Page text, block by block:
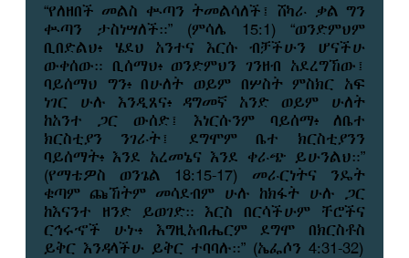
“የለዘበች መልስ ቍጣን ትመልሳለች፤ ሸካራ ቃል ግን
ቍጣን ታስነሣለች።” (ምሳሌ 15:1) “ወንድምህም
ቢበድልህ፥ ሄደህ አንተና እርሱ ብቻችሁን ሆናችሁ
ውቀሰው። ቢሰማህ፥ ወንድምህን ገንዘብ አደረግኸው፤
ባይሰማህ ግን፥ በሁለት ወይም በሦስት ምስክር አፍ
ነገር ሁሉ እንዲጸና፥ ዳግመኛ አንድ ወይም ሁለት
ከአንተ ጋር ውሰድ፤ እነርሱንም ባይሰማ፥ ለቤተ
ክርስቲያን ንገራት፤ ደግሞም ቤተ ክርስቲያንን
ባይሰማት፥ እንደ አረመኔና እንደ ቀራጭ ይሁንልህ።”
(የማቴዎስ ወንጌል 18:15-17) መራርነትና ንዴት
ቁጣም ጩኸትም መሳደብም ሁሉ ከክፋት ሁሉ ጋር
ከእናንተ ዘንድ ይወገድ። እርስ በርሳችሁም ቸሮችና
ርኅሩኆች ሁኑ፥ እግዚአብሔርም ደግሞ በክርስቶስ
ይቅር እንዳላችሁ ይቅር ተባባሉ።” (ኤፌሶን 4:31-32)